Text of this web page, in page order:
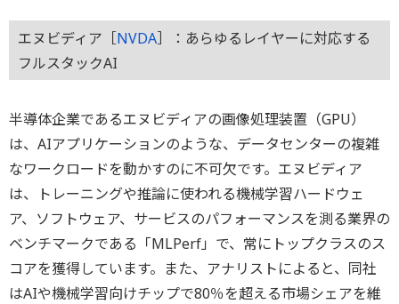
エヌビディア［NVDA］：あらゆるレイヤーに対応する
フルスタックAI
半導体企業であるエヌビディアの画像処理装置（GPU）
は、AIアプリケーションのような、データセンターの複雑
なワークロードを動かすのに不可欠です。エヌビディア
は、トレーニングや推論に使われる機械学習ハードウェ
ア、ソフトウェア、サービスのパフォーマンスを測る業界の
ベンチマークである「MLPerf」で、常にトップクラスのス
コアを獲得しています。また、アナリストによると、同社
はAIや機械学習向けチップで80％を超える市場シェアを維